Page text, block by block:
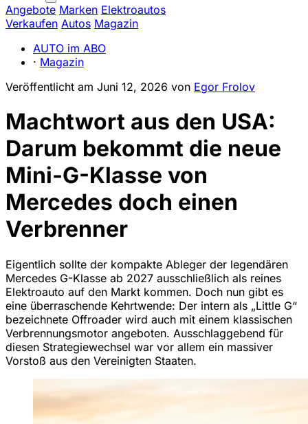
Angebote Marken Elektroautos
Verkaufen Autos Magazin
AUTO im ABO
· Magazin
Veröffentlicht am Juni 12, 2026 von Egor Frolov
Machtwort aus den USA:
Darum bekommt die neue
Mini-G-Klasse von
Mercedes doch einen
Verbrenner
Eigentlich sollte der kompakte Ableger der legendären
Mercedes G-Klasse ab 2027 ausschließlich als reines
Elektroauto auf den Markt kommen. Doch nun gibt es
eine überraschende Kehrtwende: Der intern als „Little G“
bezeichnete Offroader wird auch mit einem klassischen
Verbrennungsmotor angeboten. Ausschlaggebend für
diesen Strategiewechsel war vor allem ein massiver
Vorstoß aus den Vereinigten Staaten.